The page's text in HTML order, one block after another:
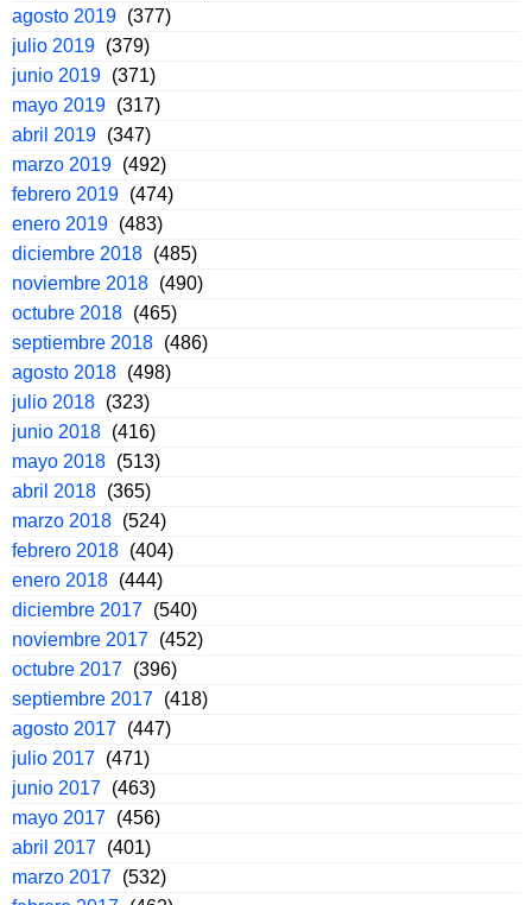
agosto 2019 (377)
julio 2019 (379)
junio 2019 (371)
mayo 2019 (317)
abril 2019 (347)
marzo 2019 (492)
febrero 2019 (474)
enero 2019 (483)
diciembre 2018 (485)
noviembre 2018 (490)
octubre 2018 (465)
septiembre 2018 (486)
agosto 2018 (498)
julio 2018 (323)
junio 2018 (416)
mayo 2018 (513)
abril 2018 (365)
marzo 2018 (524)
febrero 2018 (404)
enero 2018 (444)
diciembre 2017 (540)
noviembre 2017 (452)
octubre 2017 (396)
septiembre 2017 (418)
agosto 2017 (447)
julio 2017 (471)
junio 2017 (463)
mayo 2017 (456)
abril 2017 (401)
marzo 2017 (532)